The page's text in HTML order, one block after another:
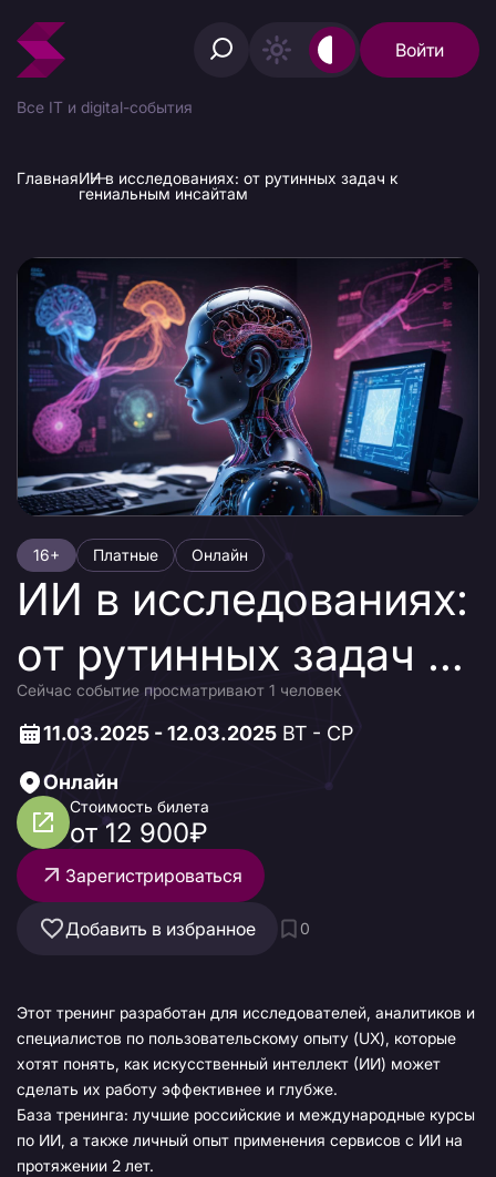
Войти
Все IT и digital-события
ГлавнаяИИ в исследованиях: от рутинных задач к
гениальным инсайтам
16+ Платные Онлайн
ИИ в исследованиях:
от рутинных задач к
гениальным
инсайтам
Сейчас событие просматривают 1 человек
11.03.2025 - 12.03.2025 ВТ - СР
Онлайн
Стоимость билета
от 12 900₽
Зарегистрироваться
Добавить в избранное 0
Этот тренинг разработан для исследователей, аналитиков и
специалистов по пользовательскому опыту (UX), которые
хотят понять, как искусственный интеллект (ИИ) может
сделать их работу эффективнее и глубже.
База тренинга: лучшие российские и международные курсы
по ИИ, а также личный опыт применения сервисов с ИИ на
протяжении 2 лет.